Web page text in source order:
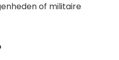
of militaire